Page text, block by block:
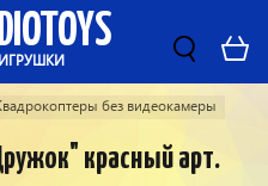
без видеокамеры
красный арт.